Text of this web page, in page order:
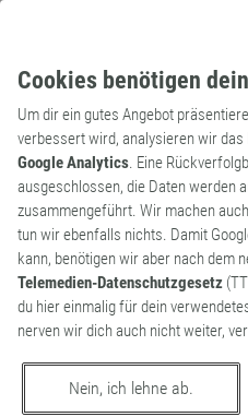
Cookies benötigen
Um dir ein gutes Angebot
verbessert wird, analysieren wir
Google Analytics. Eine
ausgeschlossen, die Daten werden
zusammengeführt. Wir machen
tun wir ebenfalls nichts. Damit
kann, benötigen wir aber nach dem
Telemedien-Datenschutzgesetz
du hier einmalig für dein
nerven wir dich auch nicht weiter,
Nein, ich lehne ab.
Wortkünstlerin
Laura